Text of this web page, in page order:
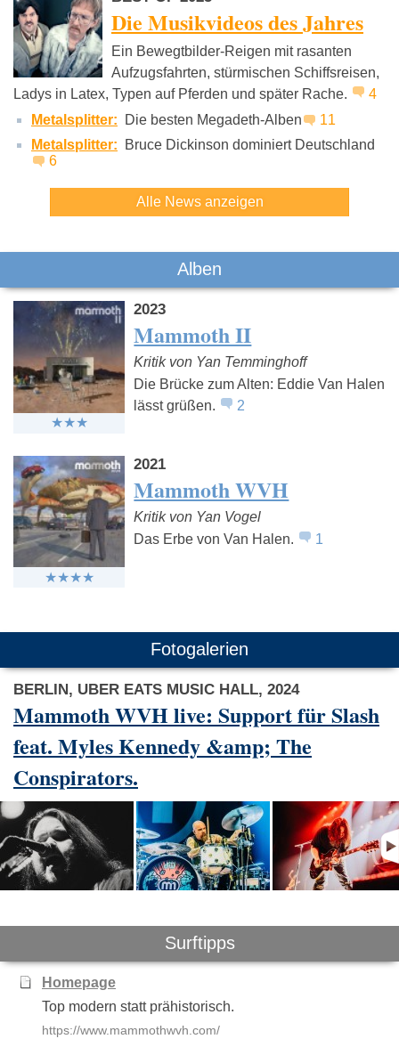
Jupiter Jones Farin Urlaub The
Die Musikvideos des Jahres
Ein Bewegtbilder-Reigen mit rasanten
Aufzugsfahrten, stürmischen Schiffsreisen,
Ladys in Latex, Typen auf Pferden und später Rache.
4
Metalsplitter:
Die besten Megadeth-Alben
11
Metalsplitter:
Bruce Dickinson dominiert Deutschland
6
Alle News anzeigen
Alben
2023
Mammoth II
Kritik von Yan Temminghoff
Die Brücke zum Alten: Eddie Van Halen
lässt grüßen.
2
2021
Mammoth WVH
Kritik von Yan Vogel
Das Erbe von Van Halen.
1
Fotogalerien
BERLIN, UBER EATS MUSIC HALL, 2024
Mammoth WVH live: Support für Slash
feat. Myles Kennedy &amp; The
Conspirators.
Surftipps
Homepage
Top modern statt prähistorisch.
https://www.mammothwvh.com/